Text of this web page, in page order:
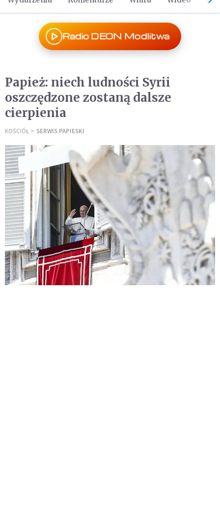
Radio DEON Modlitwa
Papież: niech ludności Syrii
oszczędzone zostaną dalsze
cierpienia
KOŚCIÓŁ SERWIS PAPIESKI